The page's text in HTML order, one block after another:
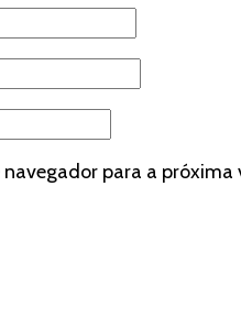
para a próxima